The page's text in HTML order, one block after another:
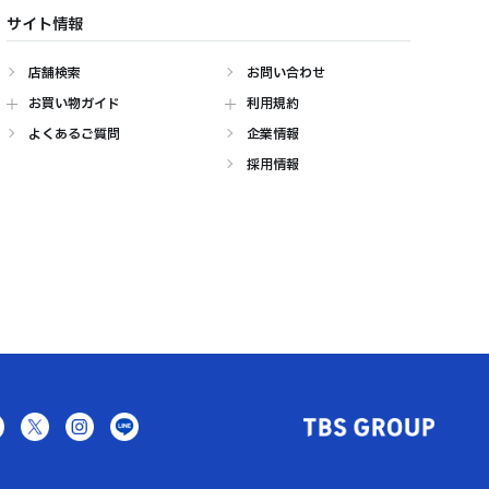
サイト情報
店舗検索
お買い物ガイド
よくあるご質問
お問い合わせ
利用規約
企業情報
採用情報